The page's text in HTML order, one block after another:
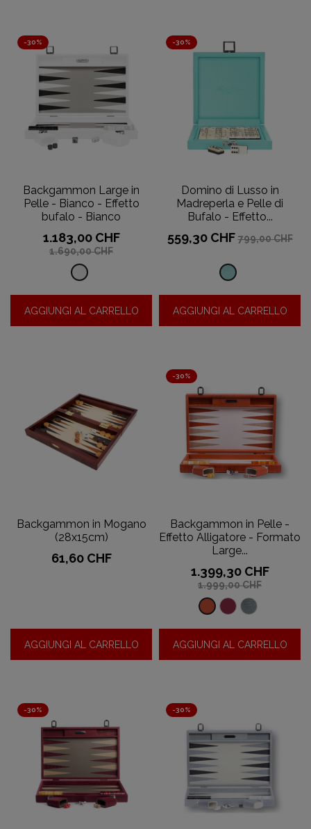
-30%
Backgammon Large in
Pelle - Bianco - Effetto
bufalo - Bianco
Prezzo
1.183,00 CHFPrezzo
1.690,00 CHF
Effetto
bufalo
-
AGGIUNGI AL CARRELLO
-30%
Domino di Lusso in
Madreperla e Pelle di
Bufalo - Effetto...
Prezzo
559,30 CHFPrezzo
799,00 CHF
Effetto
Galuchat
-
AGGIUNGI AL CARRELLO
Backgammon in Mogano
(28x15cm)
Prezzo
61,60 CHF
AGGIUNGI AL CARRELLO
-30%
Backgammon in Pelle -
Effetto Alligatore - Formato
Large...
Prezzo
1.399,30 CHFPrezzo
1.999,00 CHF
Effetto
alligatore
-
Effetto
alligatore
-
Effetto
alligatore
-
AGGIUNGI AL CARRELLO
-30% -30%